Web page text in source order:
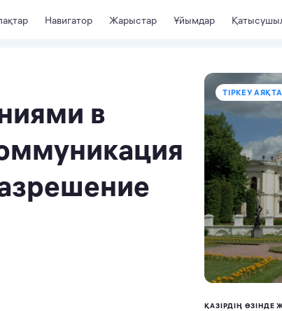
Навигатор Жарыстар Ұйымдар
в
ТІРКЕУ
ҚАЗІРДІҢ ӨЗІНДЕ